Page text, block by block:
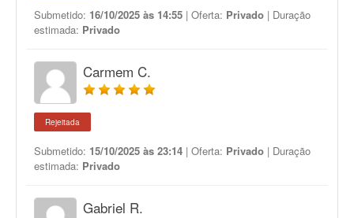
Submetido: 16/10/2025 às 14:55 | Oferta: Privado | Duração
estimada: Privado
Carmem C.
Rejeitada
Submetido: 15/10/2025 às 23:14 | Oferta: Privado | Duração
estimada: Privado
Gabriel R.